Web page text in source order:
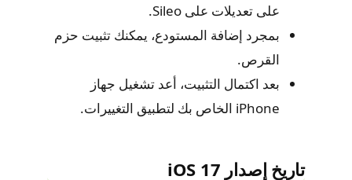
على تعديلات على Sileo.
بمجرد إضافة المستودع، يمكنك تثبيت حزم
القرص.
بعد اكتمال التثبيت، أعد تشغيل جهاز
iPhone الخاص بك لتطبيق التغييرات.
تاريخ إصدار iOS 17